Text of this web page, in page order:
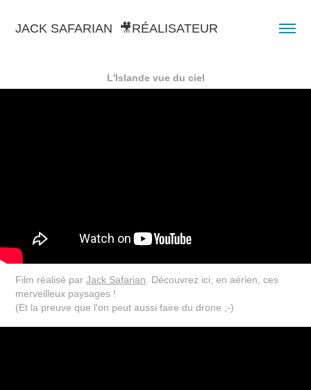
JACK SAFARIAN  🎥RÉALISATEUR
L'Islande vue du ciel
Film réalisé parJack Safarian . Découvrez ici, en aérien, ces
merveilleux paysages !
(Et la preuve que l'on peut aussi faire du drone ;-)